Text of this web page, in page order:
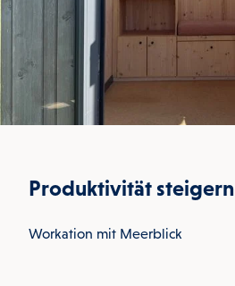
Produktivität steigern
Workation mit Meerblick